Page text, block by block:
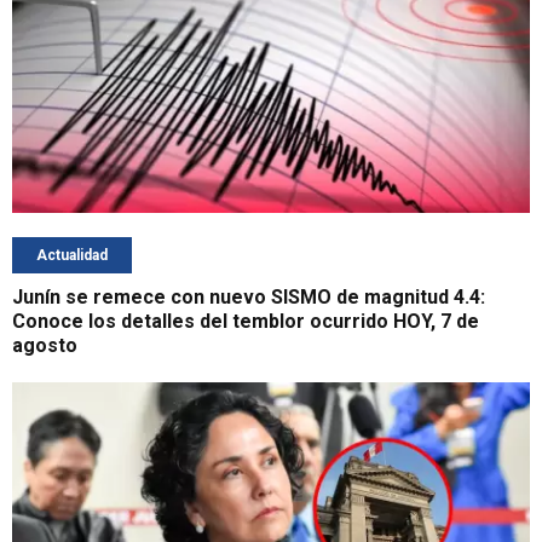
Actualidad
Junín se remece con nuevo SISMO de magnitud 4.4:
Conoce los detalles del temblor ocurrido HOY, 7 de
agosto